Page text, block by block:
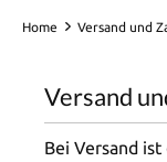
Home Versand und
Versand
Bei Versand